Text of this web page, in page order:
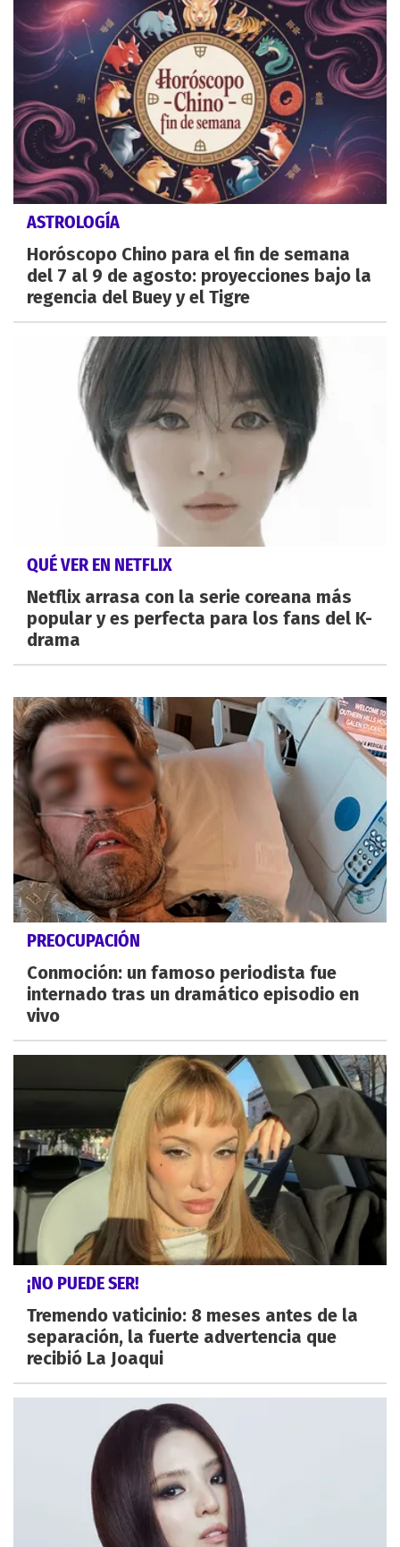
ASTROLOGÍA
Horóscopo Chino para el fin de semana
del 7 al 9 de agosto: proyecciones bajo la
regencia del Buey y el Tigre
QUÉ VER EN NETFLIX
Netflix arrasa con la serie coreana más
popular y es perfecta para los fans del K-
drama
PREOCUPACIÓN
Conmoción: un famoso periodista fue
internado tras un dramático episodio en
vivo
¡NO PUEDE SER!
Tremendo vaticinio: 8 meses antes de la
separación, la fuerte advertencia que
recibió La Joaqui